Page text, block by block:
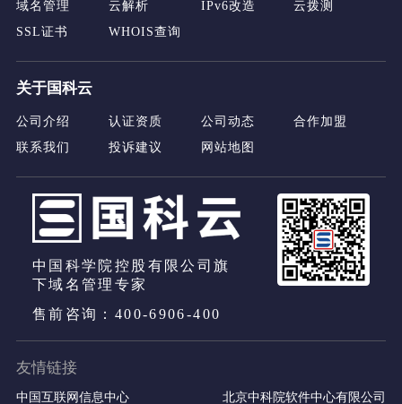
域名管理 云解析 IPv6改造
云拨测
SSL证书
WHOIS查询
关于国科云
公司介绍 认证资质 公司动态
合作加盟
联系我们
投诉建议 网站地图
中国科学院控股有限公司旗
下域名管理专家
售前咨询：400-6906-400
友情链接
中国互联网信息中心 北京中科院软件中心有限公司